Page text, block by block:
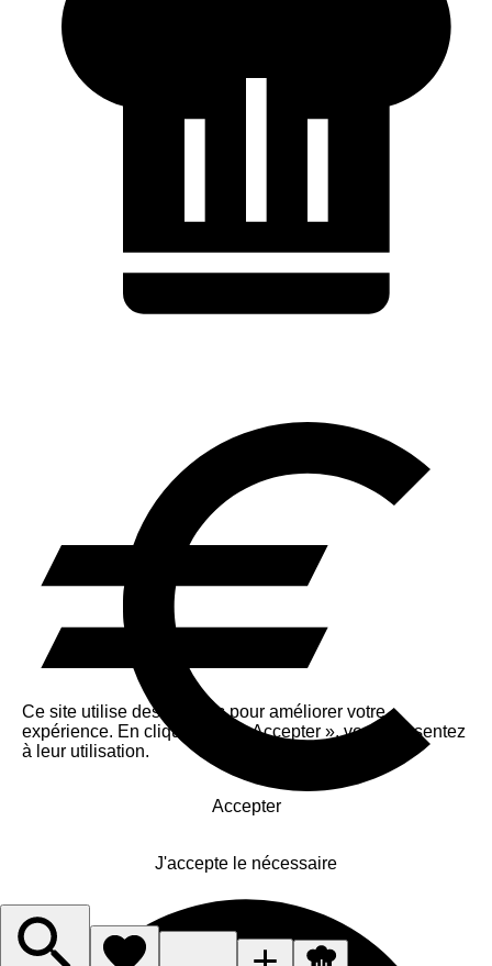
Ce site utilise des cookies pour améliorer votre
expérience. En cliquant sur « Accepter », vous consentez
à leur utilisation.
Accepter
J'accepte le nécessaire